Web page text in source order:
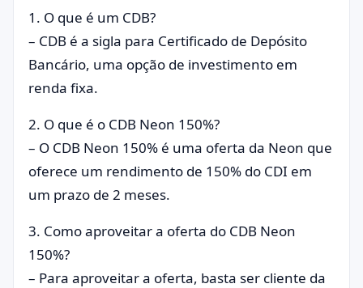
1. O que é um CDB?
– CDB é a sigla para Certificado de Depósito
Bancário, uma opção de investimento em
renda fixa.
2. O que é o CDB Neon 150%?
– O CDB Neon 150% é uma oferta da Neon que
oferece um rendimento de 150% do CDI em
um prazo de 2 meses.
3. Como aproveitar a oferta do CDB Neon
150%?
– Para aproveitar a oferta, basta ser cliente da